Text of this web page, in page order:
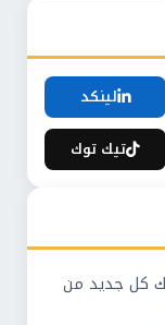
لينكد
تيك توك
كل جديد من